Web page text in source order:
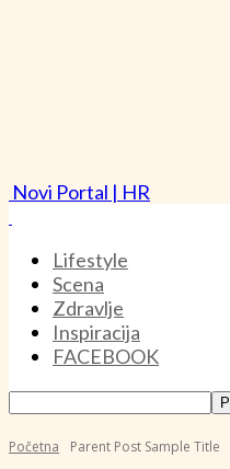
Novi Portal | HR
Lifestyle
Scena
Zdravlje
Inspiracija
FACEBOOK
Početna Parent Post Sample Title